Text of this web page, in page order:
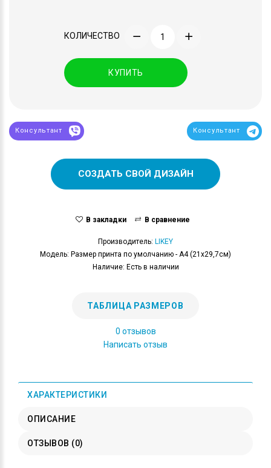
КОЛИЧЕСТВО
КУПИТЬ
Консультант Консультант
СОЗДАТЬ СВОЙ ДИЗАЙН
В закладки В сравнение
Производитель: LIKEY
Модель: Размер принта по умолчанию - А4 (21x29,7см)
Наличие: Есть в наличии
ТАБЛИЦА РАЗМЕРОВ
0 отзывов
Написать отзыв
ХАРАКТЕРИСТИКИ
ОПИСАНИЕ
ОТЗЫВОВ (0)